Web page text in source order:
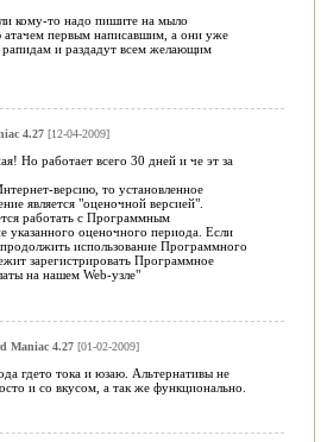
кому-то надо пишите на мыло
первым написавшим, а они уже
и раздадут всем желающим
4.27[12-04-2009]
Но работает всего 30 дней и че эт за
версию, то установленное
является "оценочной версией".
работать с Программным
указанного оценочного периода. Если
использование Программного
зарегистрировать Программное
на нашем Web-узле"
Maniac 4.27[01-02-2009]
гдето тока и юзаю. Альтернативы не
и со вкусом, а так же функционально.